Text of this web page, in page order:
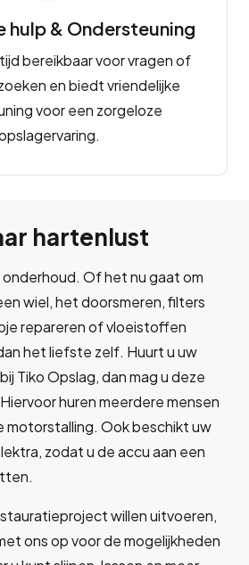
hulp & Ondersteuning
bereikbaar voor vragen of
en biedt vriendelijke
voor een zorgeloze
hartenlust
Of het nu gaat om
wiel, het doorsmeren, filters
repareren of vloeistoffen
het liefste zelf. Huurt u uw
Tiko Opslag, dan mag u deze
huren meerdere mensen
motorstalling. Ook beschikt uw
zodat u de accu aan een
willen uitvoeren,
ons op voor de mogelijkheden